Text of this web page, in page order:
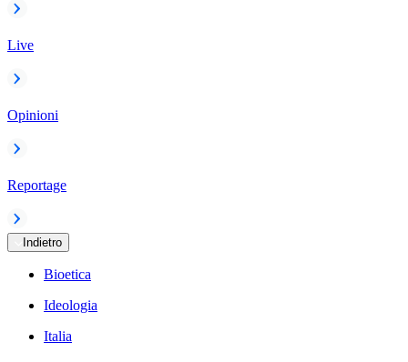
Live
Opinioni
Reportage
Indietro
Bioetica
Ideologia
Italia